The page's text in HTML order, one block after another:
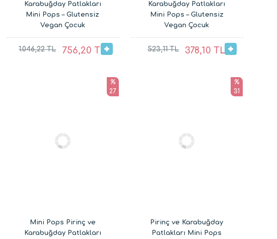
Karabuğday Patlakları
Mini Pops – Glutensiz
Vegan Çocuk
Atıştırmalıkları (8 x 30G)
1.046,22 TL 756,20 TL
Karabuğday Patlakları
Mini Pops – Glutensiz
Vegan Çocuk
Atıştırmalıkları (4 x 30G)
523,11 TL 378,10 TL
%
27
Mini Pops Pirinç ve
Karabuğday Patlakları
%
31
Pirinç ve Karabuğday
Patlakları Mini Pops